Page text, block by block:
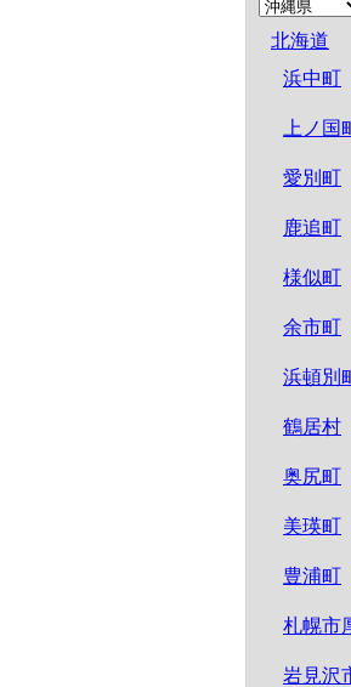
北海道
浜中町
上ノ国
愛別町
鹿追町
様似町
余市町
浜頓別
鶴居村
奥尻町
美瑛町
豊浦町
札幌市
岩見沢